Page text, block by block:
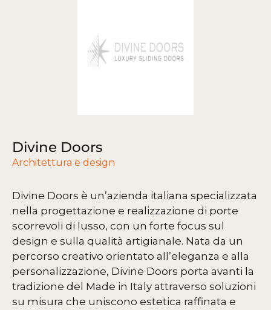
Divine Doors
Architettura e design
Divine Doors è un’azienda italiana specializzata
nella progettazione e realizzazione di porte
scorrevoli di lusso, con un forte focus sul
design e sulla qualità artigianale. Nata da un
percorso creativo orientato all’eleganza e alla
personalizzazione, Divine Doors porta avanti la
tradizione del Made in Italy attraverso soluzioni
su misura che uniscono estetica raffinata e